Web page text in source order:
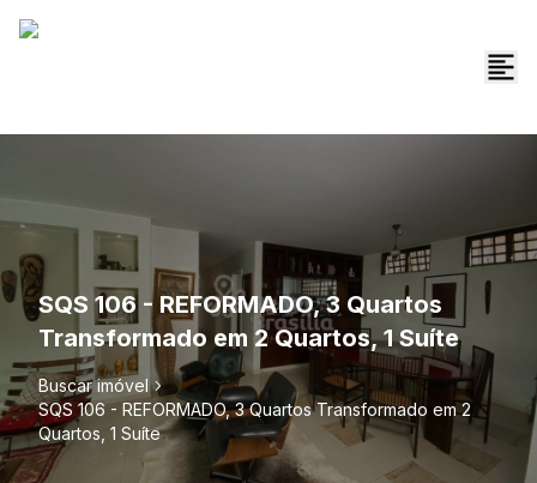
SQS 106 - REFORMADO, 3 Quartos
Transformado em 2 Quartos, 1 Suíte
Buscar imóvel
SQS 106 - REFORMADO, 3 Quartos Transformado em 2
Quartos, 1 Suíte